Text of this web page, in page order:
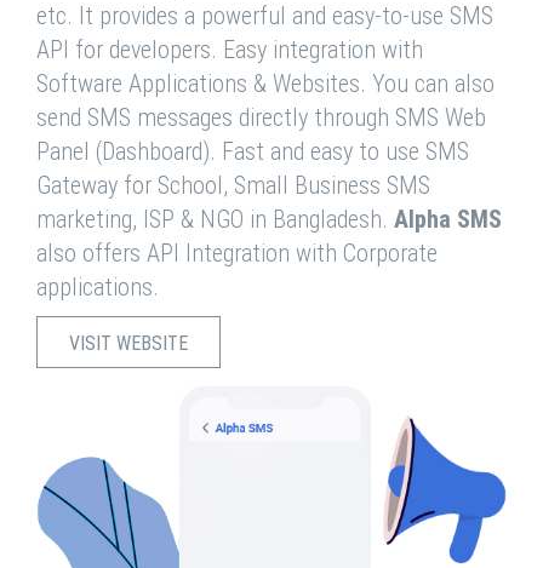
etc. It provides a powerful and easy-to-use SMS
API for developers. Easy integration with
Software Applications & Websites. You can also
send SMS messages directly through SMS Web
Panel (Dashboard). Fast and easy to use SMS
Gateway for School, Small Business SMS
marketing, ISP & NGO in Bangladesh. Alpha SMS
also offers API Integration with Corporate
applications.
VISIT WEBSITE